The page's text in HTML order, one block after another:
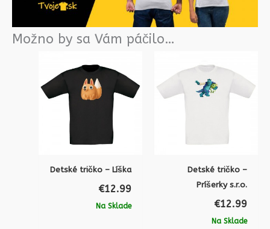
Možno by sa Vám páčilo…
Detské tričko – Líška
€12.99
Na Sklade
Detské tričko –
Príšerky s.r.o.
€12.99
Na Sklade